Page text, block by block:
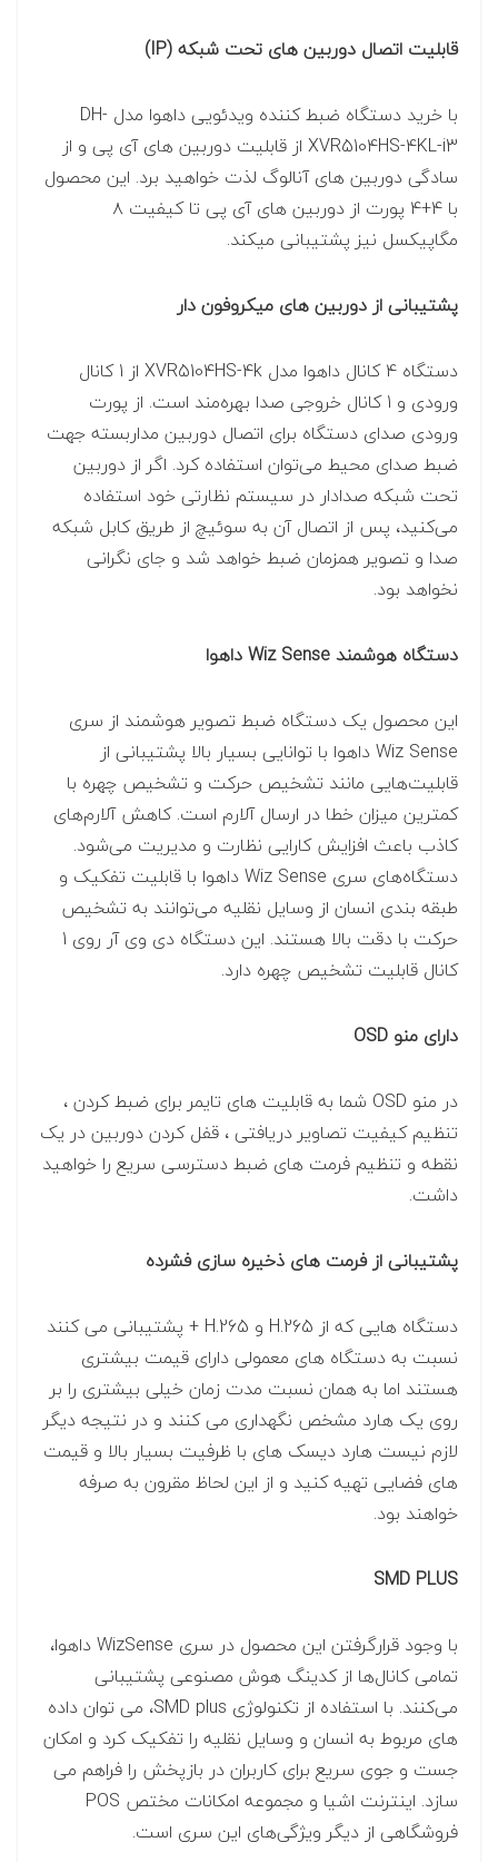
قابلیت اتصال دوربین های تحت شبکه (IP)
با خرید دستگاه ضبط کننده ویدئویی داهوا مدل DH-
XVR5104HS-4KL-i3 از قابلیت دوربین های آی پی و از
سادگی دوربین های آنالوگ لذت خواهید برد. این محصول
با 4+4 پورت از دوربین های آی پی تا کیفیت ۸
مگاپیکسل نیز پشتیبانی میکند.
پشتیبانی از دوربین های میکروفون دار
دستگاه 4 کانال داهوا مدل XVR5104HS-4k از 1 کانال
ورودی و 1 کانال خروجی صدا بهره‌مند است. از پورت
ورودی صدای دستگاه برای اتصال دوربین مداربسته جهت
ضبط صدای محیط می‌توان استفاده کرد. اگر از دوربین
تحت شبکه صدادار در سیستم نظارتی خود استفاده
می‌کنید، پس از اتصال آن به سوئیچ از طریق کابل شبکه
صدا و تصویر همزمان ضبط خواهد شد و جای نگرانی
نخواهد بود.
دستگاه هوشمند Wiz Sense داهوا
این محصول یک دستگاه ضبط تصویر هوشمند از سری
Wiz Sense داهوا با توانایی بسیار بالا پشتیبانی از
قابلیت‌هایی مانند تشخیص حرکت و تشخیص چهره با
کمترین میزان خطا در ارسال آلارم است. کاهش آلارم‌های
کاذب باعث افزایش کارایی نظارت و مدیریت می‌شود.
دستگاه‌های سری Wiz Sense داهوا با قابلیت تفکیک و
طبقه‌ بندی انسان از وسایل نقلیه می‌توانند به تشخیص
حرکت با دقت بالا هستند. این دستگاه دی وی آر روی 1
کانال قابلیت تشخیص چهره دارد.
دارای منو OSD
در منو OSD شما به قابلیت های تایمر برای ضبط کردن ،
تنظیم کیفیت تصاویر دریافتی ، قفل کردن دوربین در یک
نقطه و تنظیم فرمت های ضبط دسترسی سریع را خواهید
داشت.
پشتیبانی از فرمت های ذخیره سازی فشرده
دستگاه هایی که از H.265 و H.265 + پشتیبانی می کنند
نسبت به دستگاه های معمولی دارای قیمت بیشتری
هستند اما به همان نسبت مدت زمان خیلی بیشتری را بر
روی یک هارد مشخص نگهداری می کنند و در نتیجه دیگر
لازم نیست هارد دیسک های با ظرفیت بسیار بالا و قیمت
های فضایی تهیه کنید و از این لحاظ مقرون به صرفه
خواهند بود.
SMD PLUS
با وجود قرارگرفتن این محصول در سری WizSense داهوا،
تمامی کانال‌ها از کدینگ هوش مصنوعی پشتیبانی
می‌کنند. با استفاده از تکنولوژی SMD plus، می توان داده
های مربوط به انسان و وسایل نقلیه را تفکیک کرد و امکان
جست و جوی سریع برای کاربران در بازپخش را فراهم می
سازد. اینترنت اشیا و مجموعه امکانات مختص POS
فروشگاهی از دیگر ویژگی‌های این سری است.